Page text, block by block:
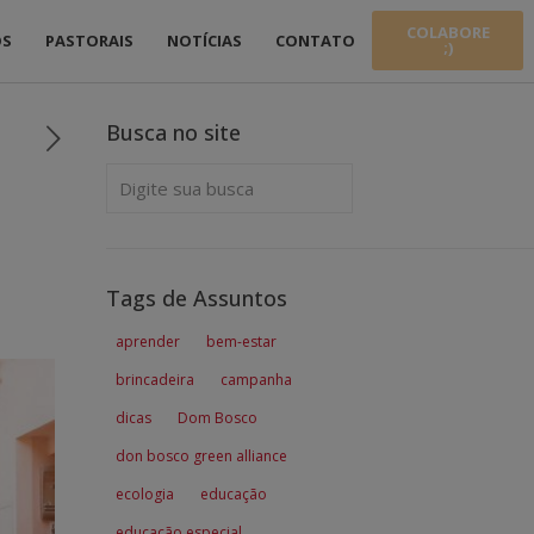
PASTORAIS NOTÍCIAS CONTATO COLABORE
;)
Busca no site
Tags de Assuntos
aprender
bem-estar
brincadeira
campanha
dicas
Dom Bosco
don bosco green alliance
ecologia
educação